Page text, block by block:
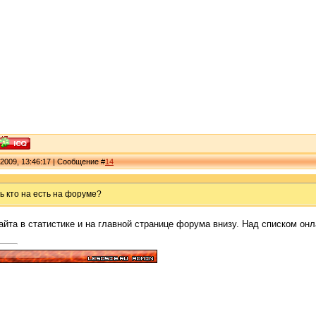
13:46:17 | Сообщение #14
кто на есть на форуме?
в статистике и на главной странице форума внизу. Над списком